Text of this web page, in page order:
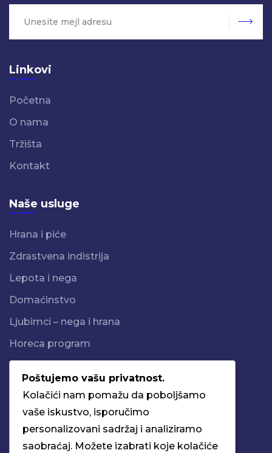
Linkovi
Početna
O nama
Tržišta
Kontakt
Naše usluge
Hrana i piće
Zdrastvena indistrija
Lepota i nega
Domaćinstvo
Ljubimci – nega i hrana
Horeca program
Kontakt informacije
Ul. Obrenovački drum bb11000 Beograd - Makiš
Srbija
Poštujemo vašu privatnost.
Kolačići nam pomažu da poboljšamo
vaše iskustvo, isporučimo
personalizovani sadržaj i analiziramo
saobraćaj. Možete izabrati koje kolačiće